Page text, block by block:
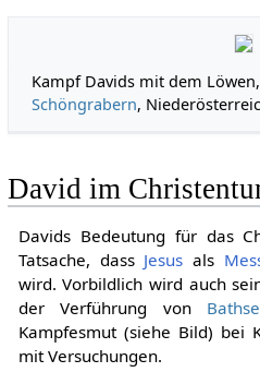
Kampf Davids mit dem
Schöngrabern,
David im
Davids Bedeutung für das
Tatsache, dass Jesus als
wird. Vorbildlich wird auch
der Verführung von
Kampfesmut (siehe Bild) bei
mit Versuchungen.